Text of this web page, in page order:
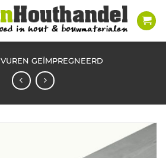
VUREN GEÏMPREGNEERD